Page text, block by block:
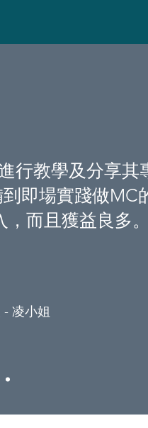
行教學及分享其
即場實踐做MC
而且獲益良多。
凌小姐